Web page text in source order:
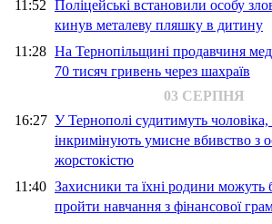
11:52 Поліцейські встановили особу
кинув металеву пляшку в дитину
11:28 На Тернопільщині продавчиня
70 тисяч гривень через шахраїв
03 СЕРПНЯ
16:27 У Тернополі судитимуть
інкримінують умисне вбивство з
жорстокістю
11:40 Захисники та їхні родини можуть
пройти навчання з фінансової